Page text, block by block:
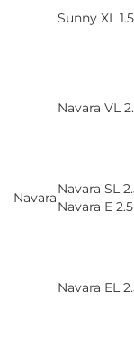
Sunny XL
Navara
Navara VL
Navara SL
Navara E
Navara EL